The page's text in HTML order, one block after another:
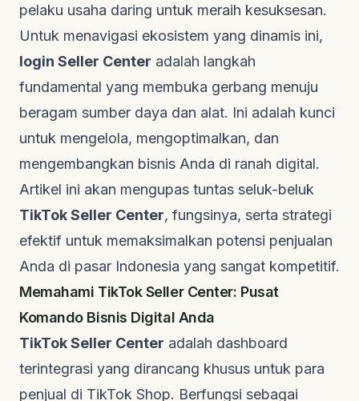
pelaku usaha daring untuk meraih kesuksesan.
Untuk menavigasi ekosistem yang dinamis ini,
login Seller Center adalah langkah
fundamental yang membuka gerbang menuju
beragam sumber daya dan alat. Ini adalah kunci
untuk mengelola, mengoptimalkan, dan
mengembangkan bisnis Anda di ranah digital.
Artikel ini akan mengupas tuntas seluk-beluk
TikTok Seller Center, fungsinya, serta strategi
efektif untuk memaksimalkan potensi penjualan
Anda di pasar Indonesia yang sangat kompetitif.
Memahami TikTok Seller Center: Pusat
Komando Bisnis Digital Anda
TikTok Seller Center adalah dashboard
terintegrasi yang dirancang khusus untuk para
penjual di TikTok Shop. Berfungsi sebagai